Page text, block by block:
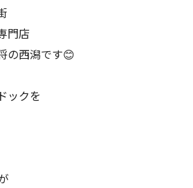
門店
の西潟です😊
ックを